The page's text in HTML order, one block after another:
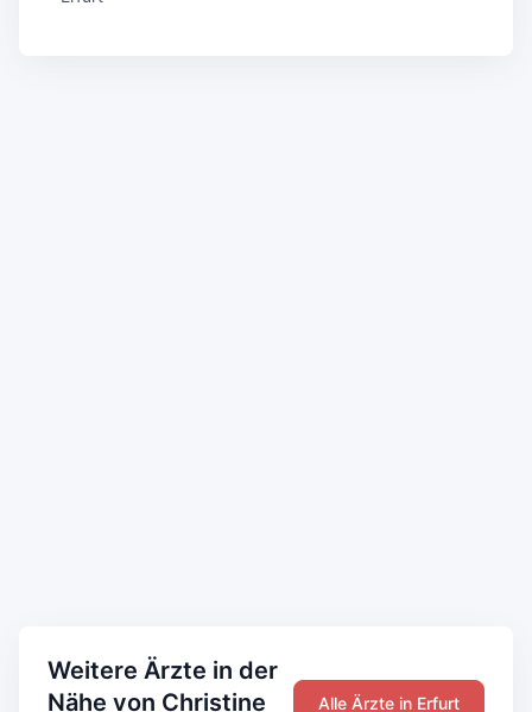
Weitere Ärzte in der
Nähe von Christine
Alle Ärzte in Erfurt